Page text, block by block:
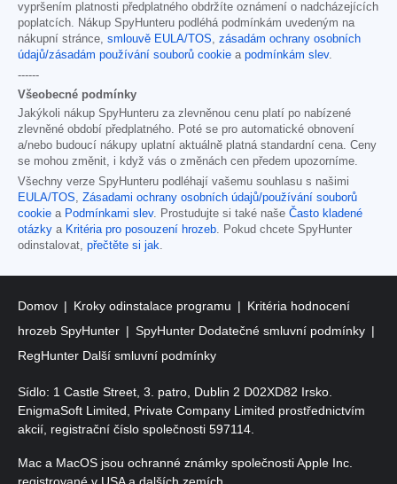
vypršením platnosti předplatného obdržíte oznámení o nadcházejících
poplatcích. Nákup SpyHunteru podléhá podmínkám uvedeným na
nákupní stránce, smlouvě EULA/TOS, zásadám ochrany osobních
údajů/zásadám používání souborů cookie a podmínkám slev.
------
Všeobecné podmínky
Jakýkoli nákup SpyHunteru za zlevněnou cenu platí po nabízené
zlevněné období předplatného. Poté se pro automatické obnovení
a/nebo budoucí nákupy uplatní aktuálně platná standardní cena. Ceny
se mohou změnit, i když vás o změnách cen předem upozorníme.
Všechny verze SpyHunteru podléhají vašemu souhlasu s našimi
EULA/TOS, Zásadami ochrany osobních údajů/používání souborů
cookie a Podmínkami slev. Prostudujte si také naše Často kladené
otázky a Kritéria pro posouzení hrozeb. Pokud chcete SpyHunter
odinstalovat, přečtěte si jak.
Domov Kroky odinstalace programu
Kritéria hodnocení
hrozeb SpyHunter
SpyHunter Dodatečné smluvní podmínky
RegHunter Další smluvní podmínky
Sídlo: 1 Castle Street, 3. patro, Dublin 2 D02XD82 Irsko.
EnigmaSoft Limited, Private Company Limited prostřednictvím
akcií, registrační číslo společnosti 597114.
Mac a MacOS jsou ochranné známky společnosti Apple Inc.